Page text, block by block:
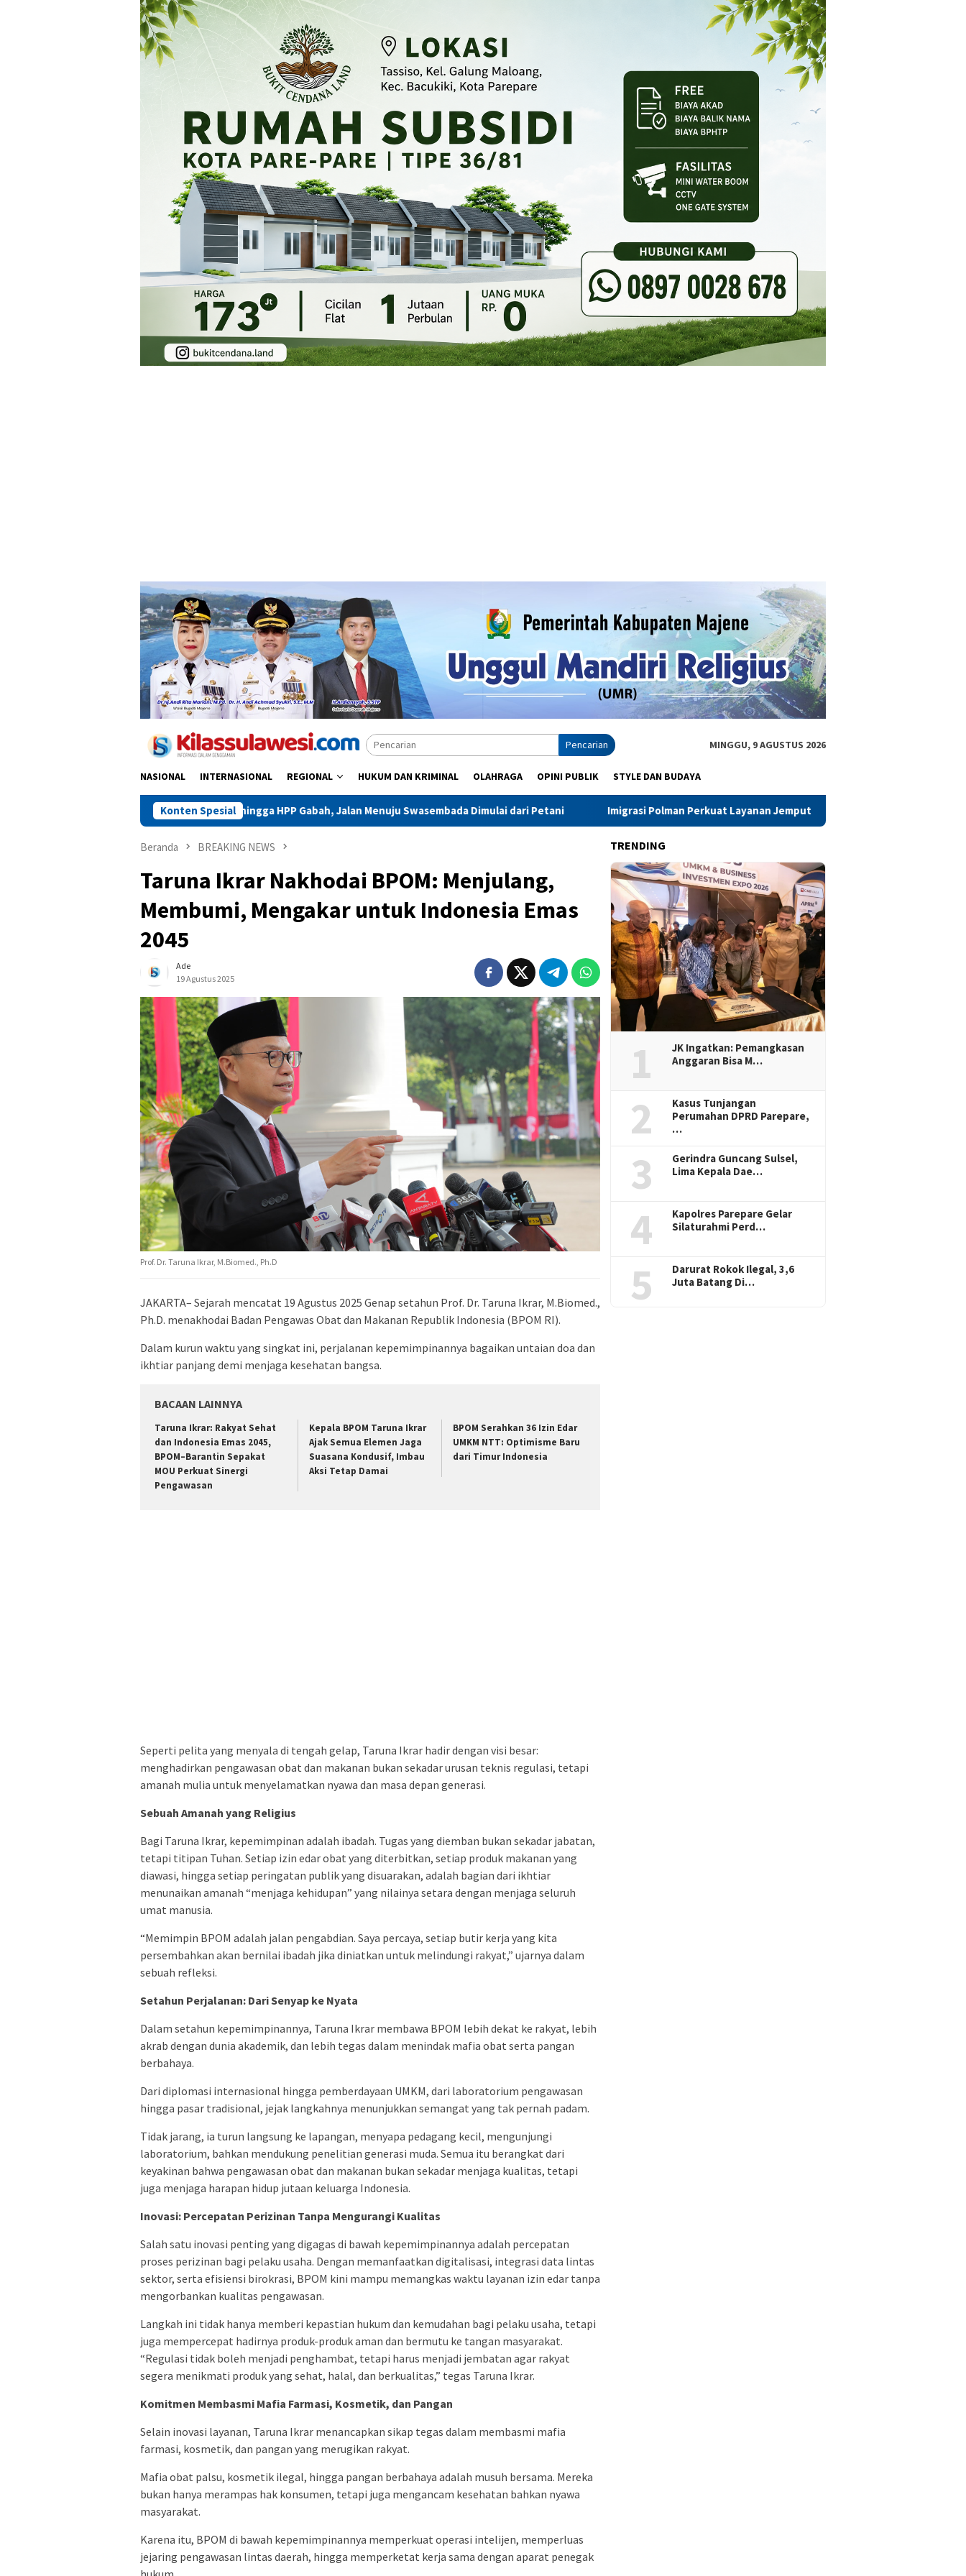
Pencarian MINGGU, 9 AGUSTUS 2026
NASIONAL INTERNASIONAL REGIONAL HUKUM DAN KRIMINAL OLAHRAGA OPINI PUBLIK STYLE DAN BUDAYA
Konten Spesial
Dari Pupuk Murah hingga HPP Gabah, Jalan Menuju Swasembada Dimulai dari Petani Imigrasi Polman Perkuat Layanan Jemput Bola, Hadirkan Pasporia di Event RUN Majene
Beranda BREAKING NEWS
Taruna Ikrar Nakhodai BPOM: Menjulang,
Membumi, Mengakar untuk Indonesia Emas
2045
Ade
19 Agustus 2025
Prof. Dr. Taruna Ikrar, M.Biomed., Ph.D
JAKARTA– Sejarah mencatat 19 Agustus 2025 Genap setahun Prof. Dr. Taruna Ikrar, M.Biomed.,
Ph.D. menakhodai Badan Pengawas Obat dan Makanan Republik Indonesia (BPOM RI).
Dalam kurun waktu yang singkat ini, perjalanan kepemimpinannya bagaikan untaian doa dan
ikhtiar panjang demi menjaga kesehatan bangsa.
BACAAN LAINNYA
Taruna Ikrar: Rakyat Sehat
dan Indonesia Emas 2045,
BPOM–Barantin Sepakat
MOU Perkuat Sinergi
Pengawasan
Kepala BPOM Taruna Ikrar
Ajak Semua Elemen Jaga
Suasana Kondusif, Imbau
Aksi Tetap Damai
BPOM Serahkan 36 Izin Edar
UMKM NTT: Optimisme Baru
dari Timur Indonesia
Seperti pelita yang menyala di tengah gelap, Taruna Ikrar hadir dengan visi besar:
menghadirkan pengawasan obat dan makanan bukan sekadar urusan teknis regulasi, tetapi
amanah mulia untuk menyelamatkan nyawa dan masa depan generasi.
Sebuah Amanah yang Religius
Bagi Taruna Ikrar, kepemimpinan adalah ibadah. Tugas yang diemban bukan sekadar jabatan,
tetapi titipan Tuhan. Setiap izin edar obat yang diterbitkan, setiap produk makanan yang
diawasi, hingga setiap peringatan publik yang disuarakan, adalah bagian dari ikhtiar
menunaikan amanah “menjaga kehidupan” yang nilainya setara dengan menjaga seluruh
umat manusia.
“Memimpin BPOM adalah jalan pengabdian. Saya percaya, setiap butir kerja yang kita
persembahkan akan bernilai ibadah jika diniatkan untuk melindungi rakyat,” ujarnya dalam
sebuah refleksi.
Setahun Perjalanan: Dari Senyap ke Nyata
Dalam setahun kepemimpinannya, Taruna Ikrar membawa BPOM lebih dekat ke rakyat, lebih
akrab dengan dunia akademik, dan lebih tegas dalam menindak mafia obat serta pangan
berbahaya.
Dari diplomasi internasional hingga pemberdayaan UMKM, dari laboratorium pengawasan
hingga pasar tradisional, jejak langkahnya menunjukkan semangat yang tak pernah padam.
Tidak jarang, ia turun langsung ke lapangan, menyapa pedagang kecil, mengunjungi
laboratorium, bahkan mendukung penelitian generasi muda. Semua itu berangkat dari
keyakinan bahwa pengawasan obat dan makanan bukan sekadar menjaga kualitas, tetapi
juga menjaga harapan hidup jutaan keluarga Indonesia.
Inovasi: Percepatan Perizinan Tanpa Mengurangi Kualitas
Salah satu inovasi penting yang digagas di bawah kepemimpinannya adalah percepatan
proses perizinan bagi pelaku usaha. Dengan memanfaatkan digitalisasi, integrasi data lintas
sektor, serta efisiensi birokrasi, BPOM kini mampu memangkas waktu layanan izin edar tanpa
mengorbankan kualitas pengawasan.
Langkah ini tidak hanya memberi kepastian hukum dan kemudahan bagi pelaku usaha, tetapi
juga mempercepat hadirnya produk-produk aman dan bermutu ke tangan masyarakat.
“Regulasi tidak boleh menjadi penghambat, tetapi harus menjadi jembatan agar rakyat
segera menikmati produk yang sehat, halal, dan berkualitas,” tegas Taruna Ikrar.
Komitmen Membasmi Mafia Farmasi, Kosmetik, dan Pangan
Selain inovasi layanan, Taruna Ikrar menancapkan sikap tegas dalam membasmi mafia
farmasi, kosmetik, dan pangan yang merugikan rakyat.
Mafia obat palsu, kosmetik ilegal, hingga pangan berbahaya adalah musuh bersama. Mereka
bukan hanya merampas hak konsumen, tetapi juga mengancam kesehatan bahkan nyawa
masyarakat.
Karena itu, BPOM di bawah kepemimpinannya memperkuat operasi intelijen, memperluas
jejaring pengawasan lintas daerah, hingga memperketat kerja sama dengan aparat penegak
TRENDING
1
JK Ingatkan: Pemangkasan
Anggaran Bisa M…
2
Kasus Tunjangan
Perumahan DPRD Parepare,
…
3
Gerindra Guncang Sulsel,
Lima Kepala Dae…
4
Kapolres Parepare Gelar
Silaturahmi Perd…
5
Darurat Rokok Ilegal, 3,6
Juta Batang Di…